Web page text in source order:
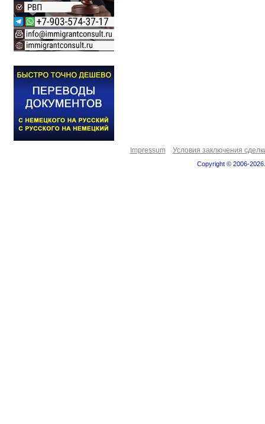
Impressum Условия заключения
Copyright © 2006-